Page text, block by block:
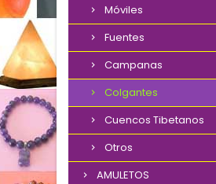
Móviles
Fuentes
Campanas
Colgantes
Cuencos Tibetanos
Otros
AMULETOS